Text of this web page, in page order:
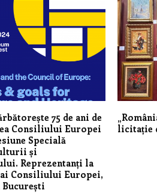
75 de ani de
Consiliului Europei
Specială
și
Reprezentanți la
Consiliului Europei,
licitație